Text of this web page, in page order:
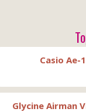
Casio Ae-
Glycine Airman